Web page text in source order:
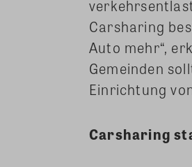
Carsharing
Auto mehr“,
Gemeinden
Einrichtung
Carsharing